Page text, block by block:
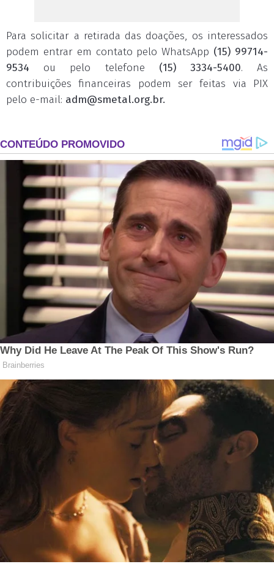
Para solicitar a retirada das doações, os interessados
podem entrar em contato pelo WhatsApp (15) 99714-
9534 ou pelo telefone (15) 3334-5400. As
contribuições financeiras podem ser feitas via PIX
pelo e-mail: adm@smetal.org.br.